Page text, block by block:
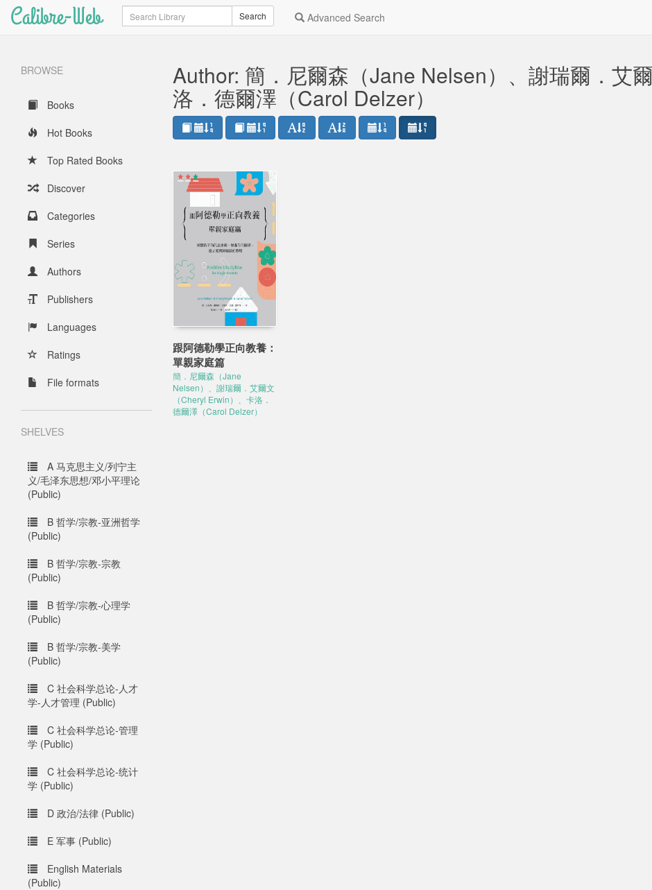
Calibre-Web Search Search Advanced Search
BROWSE
Books
Hot Books
Top Rated Books
Discover
Categories
Series
Authors
Publishers
Languages
Ratings
File formats
SHELVES
A 马克思主义/列宁主
义/毛泽东思想/邓小平理论
(Public)
B 哲学/宗教-亚洲哲学
(Public)
B 哲学/宗教-宗教
(Public)
B 哲学/宗教-心理学
(Public)
B 哲学/宗教-美学
(Public)
C 社会科学总论-人才
学-人才管理 (Public)
C 社会科学总论-管理
学 (Public)
C 社会科学总论-统计
学 (Public)
D 政治/法律 (Public)
E 军事 (Public)
English Materials
(Public)
Author: 簡．尼爾森（Jane Nelsen）、謝瑞爾．艾
洛．德爾澤（Carol Delzer）
跟阿德勒學正向教養：
單親家庭篇
簡．尼爾森（Jane
Nelsen）、謝瑞爾．艾爾文
（Cheryl Erwin）、卡洛．
德爾澤（Carol Delzer）